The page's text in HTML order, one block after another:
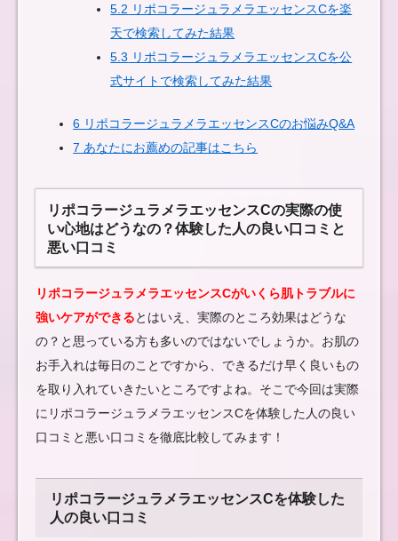
5.2 リポコラージュラメラエッセンスCを楽
天で検索してみた結果
5.3 リポコラージュラメラエッセンスCを公
式サイトで検索してみた結果
6 リポコラージュラメラエッセンスCのお悩みQ&A
7 あなたにお薦めの記事はこちら
リポコラージュラメラエッセンスCの実際の使
い心地はどうなの？体験した人の良い口コミと
悪い口コミ
リポコラージュラメラエッセンスCがいくら肌トラブルに
強いケアができるとはいえ、実際のところ効果はどうな
の？と思っている方も多いのではないでしょうか。お肌の
お手入れは毎日のことですから、できるだけ早く良いもの
を取り入れていきたいところですよね。そこで今回は実際
にリポコラージュラメラエッセンスCを体験した人の良い
口コミと悪い口コミを徹底比較してみます！
リポコラージュラメラエッセンスCを体験した
人の良い口コミ